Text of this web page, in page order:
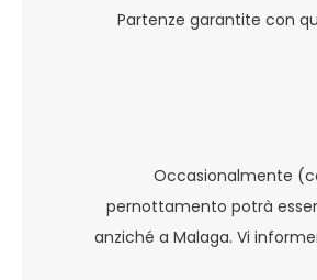
Partenze garantite con
(1) Occasionalmente
pernottamento potrà
anziché a Malaga. Vi